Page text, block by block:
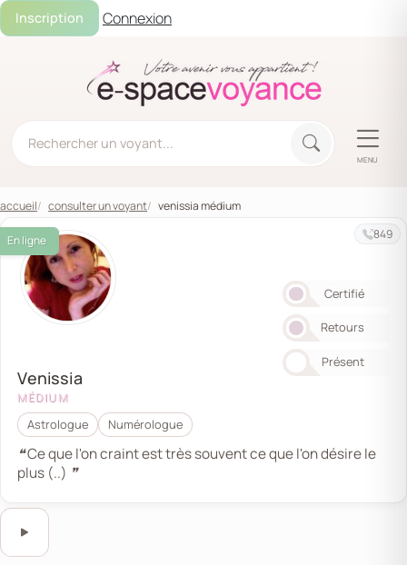
Inscription Connexion
MENU
accueil consulter un voyant venissia médium
En ligne 849
Certifié
Retours
Présent
Venissia
MÉDIUM
Astrologue Numérologue
❝ Ce que l'on craint est très souvent ce que l'on désire le
plus (..) ❞
Écouter l'audio de présentation
Ce bouton lance ou met en pause l’audio de